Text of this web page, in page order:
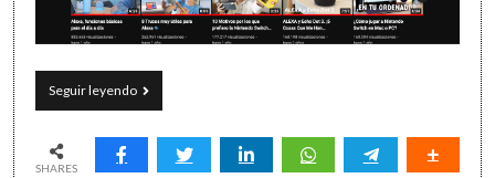
Seguir leyendoYoutubers
y
SHARES